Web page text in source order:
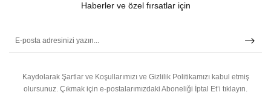
Haberler ve özel fırsatlar için
Kaydolarak Şartlar ve Koşullarımızı ve Gizlilik Politikamızı kabul etmiş
olursunuz. Çıkmak için e-postalarımızdaki Aboneliği İptal Et’i tıklayın.